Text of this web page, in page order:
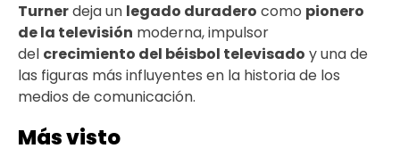
Turnerdeja un legado duradero como pionero
de la televisión moderna, impulsor
del crecimiento del béisbol televisado y una de
las figuras más influyentes en la historia de los
medios de comunicación.
Más visto